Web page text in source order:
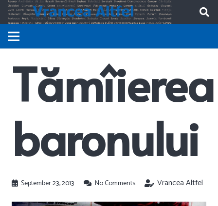
Tămîierea
baronului
September 23, 2013 No Comments Vrancea Altfel